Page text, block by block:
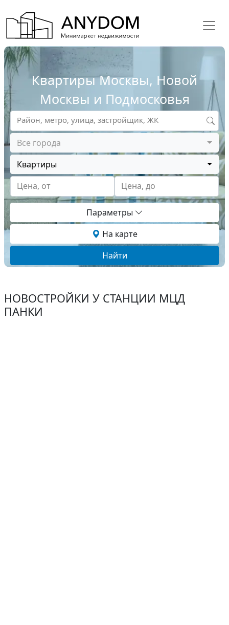
Квартиры Москвы, Новой
Москвы и Подмосковья
Все города
Квартиры
Цена, от
Цена, до
Район, метро, улица, застройщик, ЖК
Параметры
На карте
Найти
НОВОСТРОЙКИ У СТАНЦИИ МЦД
ПАНКИ